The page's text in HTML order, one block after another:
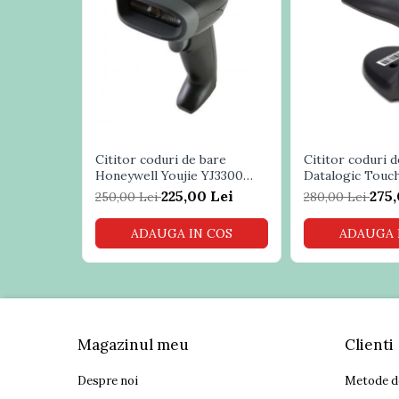
Sisteme POS Refurbished
Sisteme Supraveghere Video si
Sisteme acces control si Pontaj
Cititor coduri de bare
Honeywell Youjie YJ3300
USB
250,00 Lei225,00 Lei
ADAUGA IN COS
Cititor coduri
Datalogic
280,00 Lei
ADAUGA
Magazinul meu
Despre noi
Clienti
Metode